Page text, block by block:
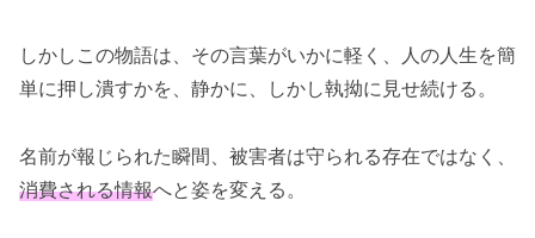
しかしこの物語は、その言葉がいかに軽く、人の人生を簡
単に押し潰すかを、静かに、しかし執拗に見せ続ける。
名前が報じられた瞬間、被害者は守られる存在ではなく、
消費される情報へと姿を変える。